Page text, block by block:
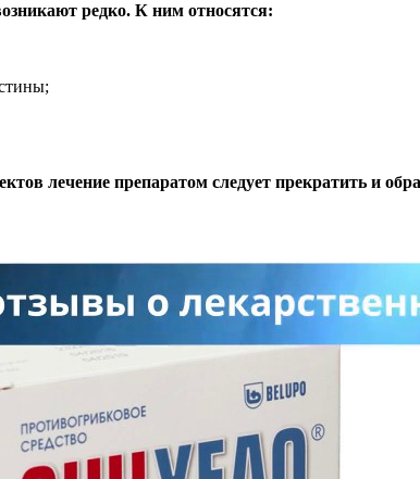
редко. К ним относятся:
лечение препаратом следует прекратить и